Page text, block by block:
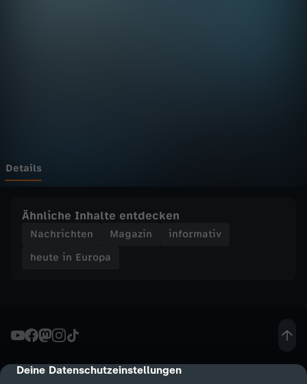
cmp-dialog-description
Deine Datenschutzeinstellungen
a
h
t
e
Details
Ähnliche Inhalte entdecken
Nachrichten Magazin
informativ
heute in Europa